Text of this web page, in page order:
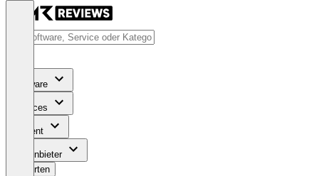
Software
Services
Content
Für Anbieter
Bewerten